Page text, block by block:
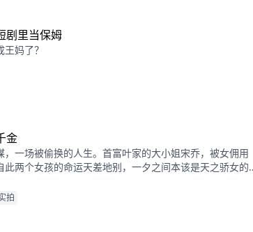
剧里当保姆
妈了？
金
，一场被偷换的人生。首富叶家的大小姐宋乔，被女佣用
此两个女孩的命运天差地别，一夕之间本该是天之骄女的
，从小备受折磨。而本该贫穷孤苦的佣人女儿，变成为了
小姐。
拍